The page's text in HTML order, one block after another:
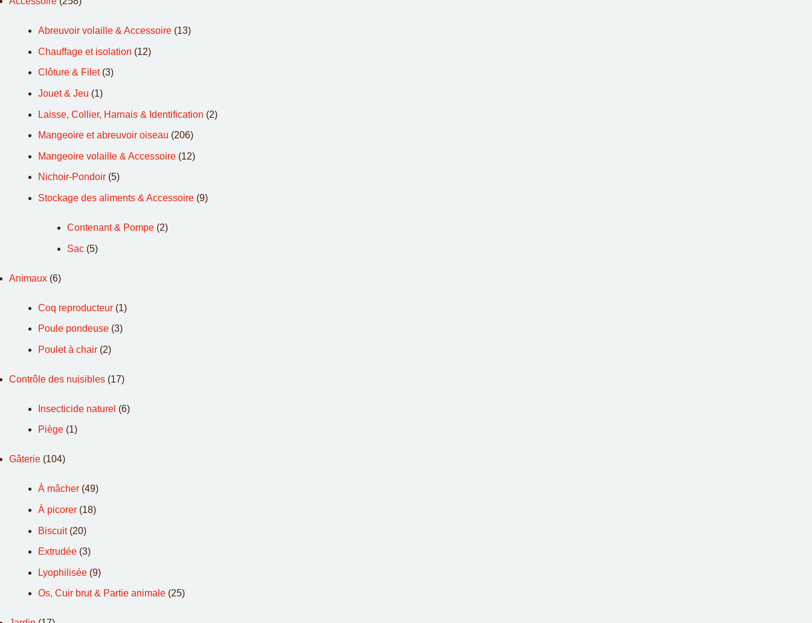
Abreuvoir volaille & Accessoire (13)
Chauffage et isolation (12)
Clôture & Filet (3)
Jouet & Jeu (1)
Laisse, Collier, Harnais & Identification (2)
Mangeoire et abreuvoir oiseau (206)
Mangeoire volaille & Accessoire (12)
Nichoir-Pondoir (5)
Stockage des aliments & Accessoire (9)
Contenant & Pompe (2)
Sac (5)
Animaux (6)
Coq reproducteur (1)
Poule pondeuse (3)
Poulet à chair (2)
Contrôle des nuisibles (17)
Insecticide naturel (6)
Piège (1)
Gâterie (104)
À mâcher (49)
À picorer (18)
Biscuit (20)
Extrudée (3)
Lyophilisée (9)
Os, Cuir brut & Partie animale (25)